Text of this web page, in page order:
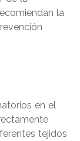
la
en el
tejidos